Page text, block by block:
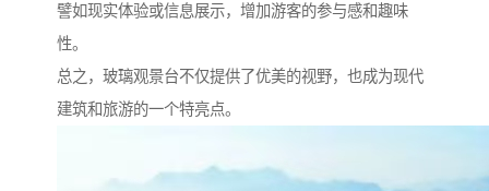
譬如现实体验或信息展示，增加游客的参与感和趣味
性。
总之，玻璃观景台不仅提供了优美的视野，也成为现代
建筑和旅游的一个特亮点。